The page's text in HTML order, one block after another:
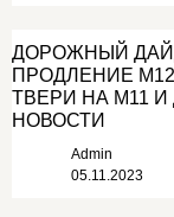
ДОРОЖНЫЙ
ПРОДЛЕНИЕ
ТВЕРИ НА М11 И
НОВОСТИ
Admin
05.11.2023